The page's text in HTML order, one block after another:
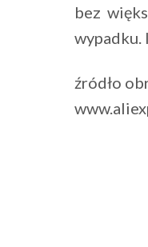
bez
wypadku.
źródło